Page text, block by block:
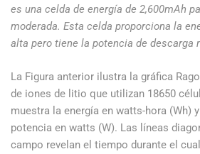
es una celda de energía de 2,600mAh
moderada. Esta celda proporciona la
alta pero tiene la potencia de descarga
La Figura anterior ilustra la gráfica
de iones de litio que utilizan 18650
muestra la energía en watts-hora (Wh)
potencia en watts (W). Las líneas
campo revelan el tiempo durante el